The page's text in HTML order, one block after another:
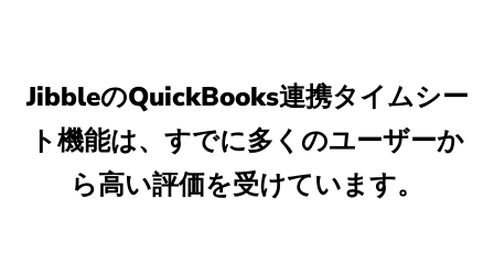
JibbleのQuickBooks連携タイムシー
ト機能は、すでに多くのユーザーか
ら高い評価を受けています。